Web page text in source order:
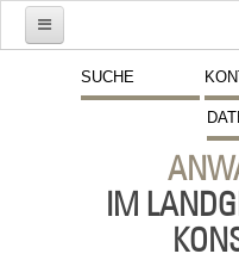
SUCHE
IM
Schwerpunkte